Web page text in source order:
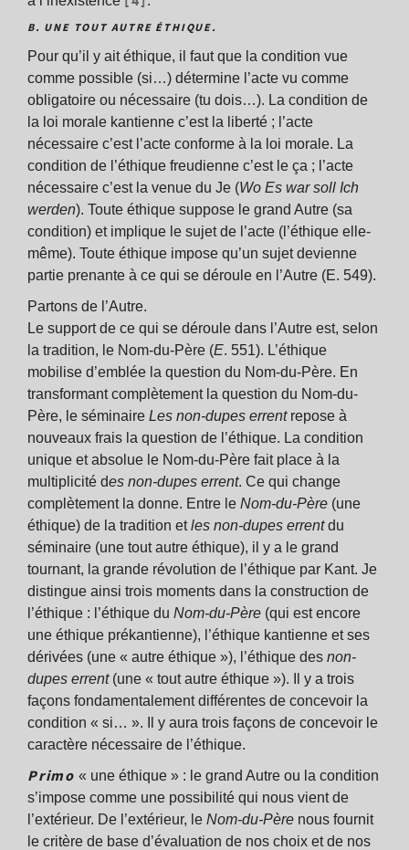
B. UNE TOUT AUTRE ÉTHIQUE.
Pour qu’il y ait éthique, il faut que la condition vue
comme possible (si…) détermine l’acte vu comme
obligatoire ou nécessaire (tu dois…). La condition de
la loi morale kantienne c’est la liberté ; l’acte
nécessaire c’est l’acte conforme à la loi morale. La
condition de l’éthique freudienne c’est le ça ; l’acte
nécessaire c’est la venue du Je (Wo Es war soll Ich
werden). Toute éthique suppose le grand Autre (sa
condition) et implique le sujet de l’acte (l’éthique elle-
même). Toute éthique impose qu’un sujet devienne
partie prenante à ce qui se déroule en l’Autre (E. 549).
Partons de l’Autre.
Le support de ce qui se déroule dans l’Autre est, selon
la tradition, le Nom-du-Père (E. 551). L’éthique
mobilise d’emblée la question du Nom-du-Père. En
transformant complètement la question du Nom-du-
Père, le séminaire Les non-dupes errentrepose à
nouveaux frais la question de l’éthique. La condition
unique et absolue le Nom-du-Père fait place à la
multiplicité des non-dupes errent. Ce qui change
complètement la donne. Entre le Nom-du-Père (une
éthique) de la tradition etles non-dupes errentdu
séminaire (une tout autre éthique), il y a le grand
tournant, la grande révolution de l’éthique par Kant. Je
distingue ainsi trois moments dans la construction de
l’éthique : l’éthique du Nom-du-Père (qui est encore
une éthique prékantienne), l’éthique kantienne et ses
dérivées (une « autre éthique »), l’éthique des non-
dupes errent(une « tout autre éthique »). Il y a trois
façons fondamentalement différentes de concevoir la
condition « si… ». Il y aura trois façons de concevoir le
caractère nécessaire de l’éthique.
Primo « une éthique » : le grand Autre ou la condition
s’impose comme une possibilité qui nous vient de
l’extérieur. De l’extérieur, le Nom-du-Père nous fournit
le critère de base d’évaluation de nos choix et de nos